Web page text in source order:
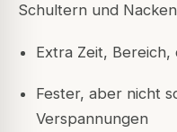
Schultern und
Extra Zeit, Bereich,
Fester, aber nicht
Verspannungen